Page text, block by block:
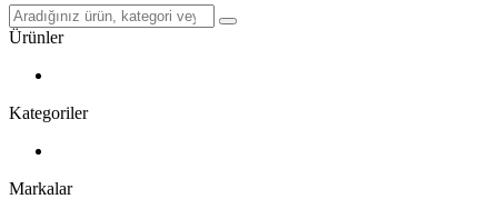
Ürünler
Kategoriler
Markalar